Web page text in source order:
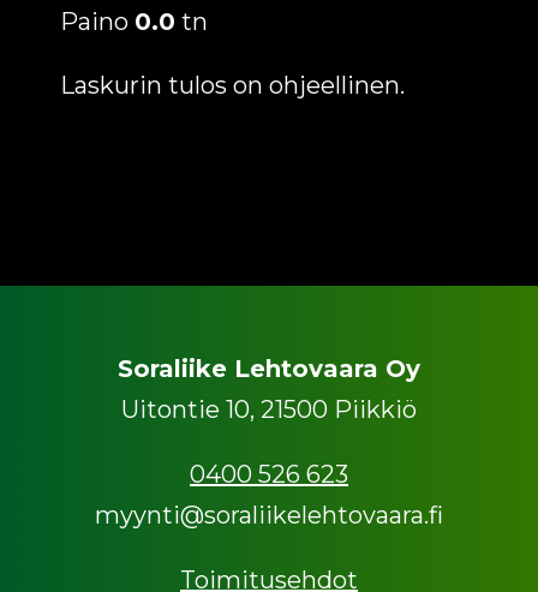
Paino 0.0 tn
Laskurin tulos on ohjeellinen.
Soraliike Lehtovaara Oy
Uitontie 10, 21500 Piikkiö
0400 526 623
myynti@soraliikelehtovaara.fi
Toimitusehdot